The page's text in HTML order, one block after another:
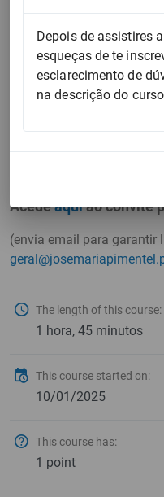
11 de fevereiro
11 de março
8 de abril
17 de junho
8 de julho
Acedeaquiao convite
(envia email para garantir
The length of this course:
1 hora, 45 minutos
This course started on:
10/01/2025
This course has:
1 point
Depois de assistires
esqueças de te
esclarecimento de
na descrição do